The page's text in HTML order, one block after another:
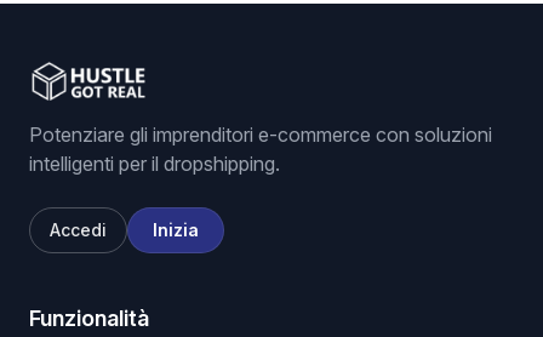
Potenziare gli imprenditori e-commerce con soluzioni
intelligenti per il dropshipping.
Accedi Inizia
Funzionalità